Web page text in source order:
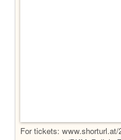
For tickets: www.shorturl.at/